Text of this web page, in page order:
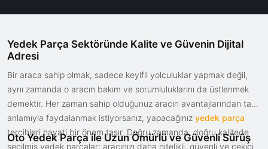
Yedek Parça Sektöründe Kalite ve Güvenin Dijital
Adresi
Bir araca sahip olmak, sadece keyifli yolculuklar yapmak değil,
aynı zamanda o aracın bakım ve sorumluluklarını da üstlenmek
demektir. Her zaman sahip olduğunuz aracın avantajlarından tam
anlamıyla faydalanmak istiyorsanız, yapacağınız yedek parça
tercihleri hayati bir önem taşır. Doğru zamanda, doğru kalitede
seçilmiş yedek parçalar; aracınızı daha nitelikli, güvenli ve çekici
Oto Yedek Parça ile Uzun Ömürlü ve Güvenli Sürüş